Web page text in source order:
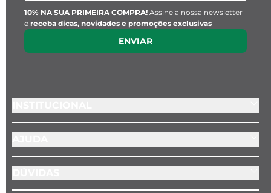
Pingente Key Design:
Material: Aço inoxidável
10% NA SUA PRIMEIRA COMPRA! Assine a nossa newsletter
e receba dicas, novidades e promoções exclusivas
ENVIAR